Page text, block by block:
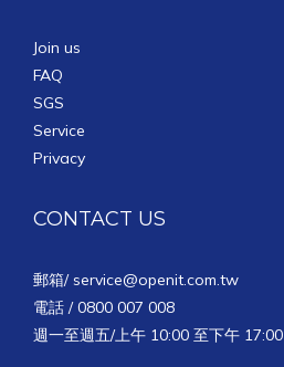
Join us
FAQ
SGS
Service
Privacy
CONTACT US
郵箱/ service@openit.com.tw
電話 / 0800 007 008
週一至週五/上午 10:00 至下午 17:00